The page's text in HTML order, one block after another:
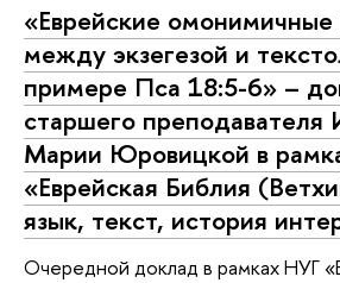
«Еврейские омонимичные
между экзегезой и
примере Пса 18:5-6» –
старшего
Марии Юровицкой в
«Еврейская Библия
язык, текст, история
Очередной доклад в рамках НУГ